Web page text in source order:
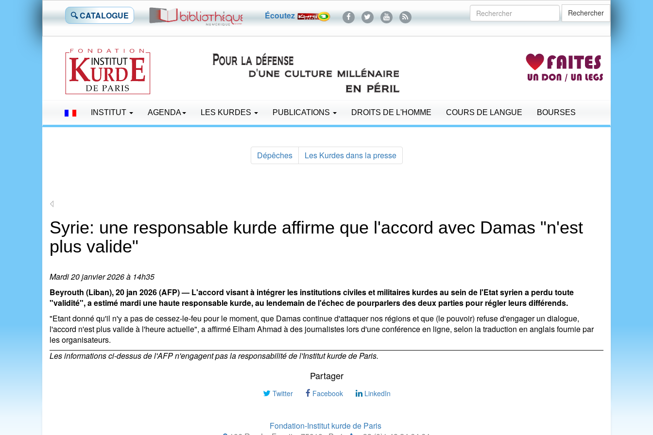
🔍 CATALOGUE Écoutez Rechercher
INSTITUT AGENDA LES KURDES PUBLICATIONS DROITS DE L'HOMME COURS DE LANGUE BOURSES
Dépêches Les Kurdes dans la presse
Syrie: une responsable kurde affirme que l'accord avec Damas "n'est
plus valide"
Mardi 20 janvier 2026 à 14h35
Beyrouth (Liban), 20 jan 2026 (AFP) — L'accord visant à intégrer les institutions civiles et militaires kurdes au sein de l'Etat syrien a perdu toute
"validité", a estimé mardi une haute responsable kurde, au lendemain de l'échec de pourparlers des deux parties pour régler leurs différends.
"Etant donné qu'il n'y a pas de cessez-le-feu pour le moment, que Damas continue d'attaquer nos régions et que (le pouvoir) refuse d'engager un dialogue,
l'accord n'est plus valide à l'heure actuelle", a affirmé Elham Ahmad à des journalistes lors d'une conférence en ligne, selon la traduction en anglais fournie par
les organisateurs.
Les informations ci-dessus de l'AFP n'engagent pas la responsabilité de l'Institut kurde de Paris.
Partager
Twitter Facebook LinkedIn
Fondation-Institut kurde de Paris